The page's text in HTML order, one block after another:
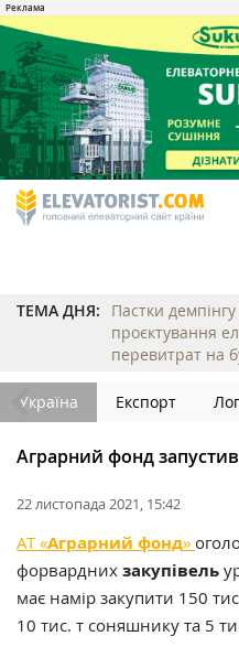
ТЕМА ДНЯ:
Пастки
проєктування
перевитрат на
Україна Експорт
Аграрний фонд запустив
22 листопада 2021, 15:42
АТ «Аграрний фонд»
форвардних закупівель
має намір закупити 150
10 тис. т соняшнику та 5